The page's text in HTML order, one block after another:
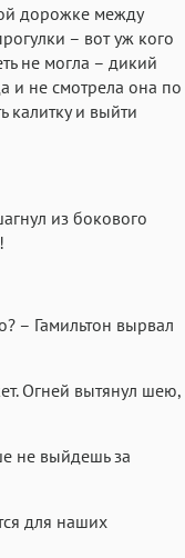
дорожке между
– вот уж кого
не могла – дикий
и не смотрела она по
калитку и выйти
из бокового
– Гамильтон вырвал
Огней вытянул шею,
не выйдешь за
для наших